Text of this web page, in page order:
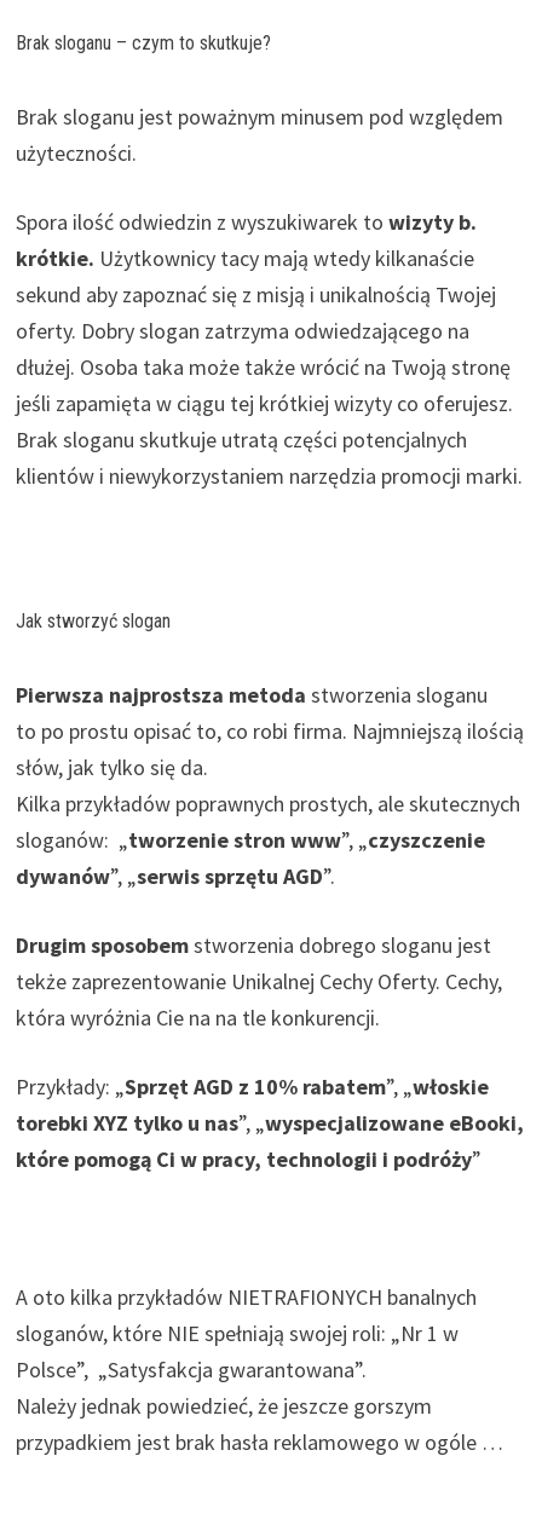
Brak sloganu – czym to skutkuje?
Brak sloganu jest poważnym minusem pod względem
użyteczności.
Spora ilość odwiedzin z wyszukiwarek to wizyty b.
krótkie. Użytkownicy tacy mają wtedy kilkanaście
sekund aby zapoznać się z misją i unikalnością Twojej
oferty. Dobry slogan zatrzyma odwiedzającego na
dłużej. Osoba taka może także wrócić na Twoją stronę
jeśli zapamięta w ciągu tej krótkiej wizyty co oferujesz.
Brak sloganu skutkuje utratą części potencjalnych
klientów i niewykorzystaniem narzędzia promocji marki.
Jak stworzyć slogan
Pierwsza najprostsza metoda stworzenia sloganu
to po prostu opisać to, co robi firma. Najmniejszą ilością
słów, jak tylko się da.
Kilka przykładów poprawnych prostych, ale skutecznych
sloganów: „tworzenie stron www”, „czyszczenie
dywanów”, „serwis sprzętu AGD”.
Drugim sposobemstworzenia dobrego sloganu jest
tekże zaprezentowanie Unikalnej Cechy Oferty. Cechy,
która wyróżnia Cie na na tle konkurencji.
Przykłady: „Sprzęt AGD z 10% rabatem”, „włoskie
torebki XYZ tylko u nas”, „wyspecjalizowane eBooki,
które pomogą Ci w pracy, technologii i podróży”
A oto kilka przykładów NIETRAFIONYCH banalnych
sloganów, które NIE spełniają swojej roli: „Nr 1 w
Polsce”, „Satysfakcja gwarantowana”.
Należy jednak powiedzieć, że jeszcze gorszym
przypadkiem jest brak hasła reklamowego w ogóle …